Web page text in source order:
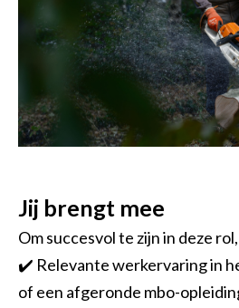
Jij brengt mee
Om succesvol te zijn in deze
✔️ Relevante werkervaring in
of een afgeronde mbo-